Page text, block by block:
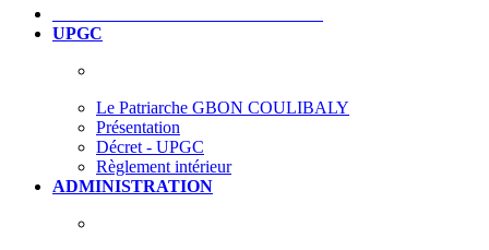
UPGC
Le Patriarche GBON COULIBALY
Présentation
Décret - UPGC
Règlement intérieur
ADMINISTRATION